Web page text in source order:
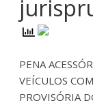
PENA
VEÍCULOS
PROVISÓRIA